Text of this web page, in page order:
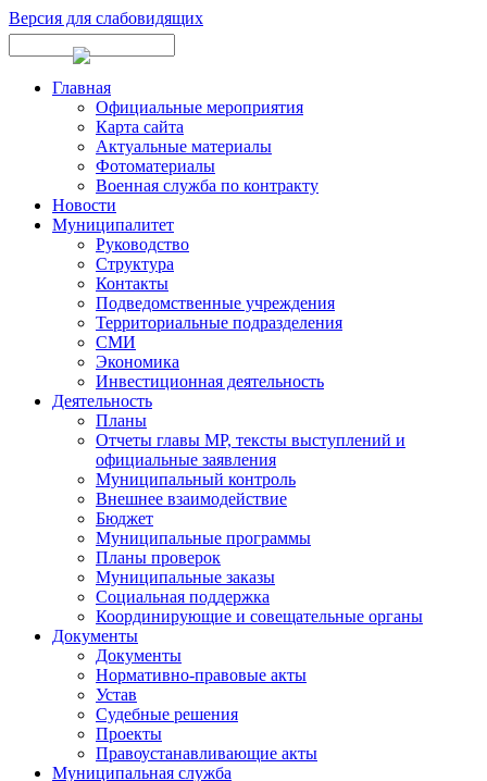
Версия для слабовидящих
Главная
Официальные мероприятия
Карта сайта
Актуальные материалы
Фотоматериалы
Военная служба по контракту
Новости
Муниципалитет
Руководство
Структура
Контакты
Подведомственные учреждения
Территориальные подразделения
СМИ
Экономика
Инвестиционная деятельность
Деятельность
Планы
Отчеты главы МР, тексты выступлений и
официальные заявления
Муниципальный контроль
Внешнее взаимодействие
Бюджет
Муниципальные программы
Планы проверок
Муниципальные заказы
Социальная поддержка
Координирующие и совещательные органы
Документы
Документы
Нормативно-правовые акты
Устав
Судебные решения
Проекты
Правоустанавливающие акты
Муниципальная служба